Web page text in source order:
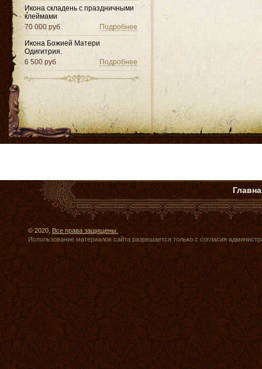
Икона складень с праздничными
клеймами
Подробнее
70 000 руб
Икона Божией Матери
Одигитрия.
Подробнее
6 500 руб
© 2020,Все права защищены.
Использование материалов сайта разрешается только с согласия